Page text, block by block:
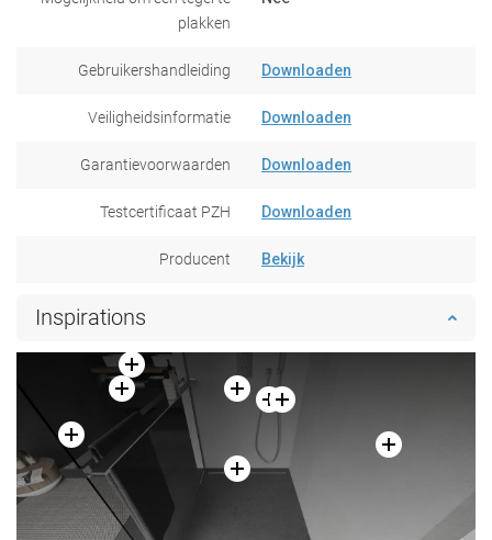
plakken
Gebruikershandleiding Downloaden
Veiligheidsinformatie Downloaden
Garantievoorwaarden Downloaden
Testcertificaat PZH Downloaden
Producent Bekijk
Inspirations